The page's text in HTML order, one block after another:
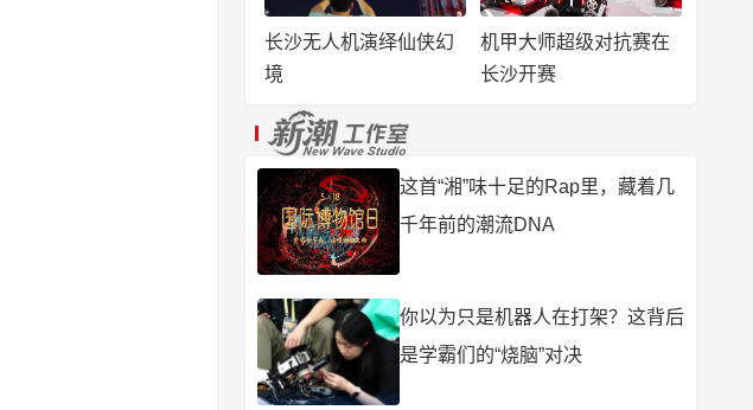
长沙无人机演绎仙侠幻
境
机甲大师超级对抗赛在
长沙开赛
这首“湘”味十足的Rap里，藏着几
千年前的潮流DNA
你以为只是机器人在打架？这背后
是学霸们的“烧脑”对决